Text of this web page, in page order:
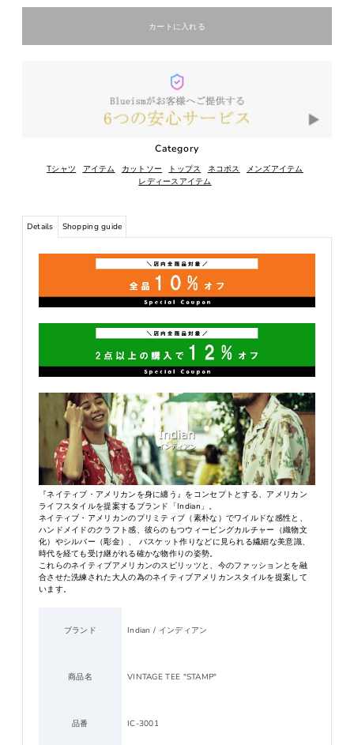
Category
Tシャツ アイテム カットソー トップス ネコポス
メンズアイテム
レディースアイテム
Details Shopping guide
『ネイティブ・アメリカンを身に纏う』をコンセプトとする、アメリカン
ライフスタイルを提案するブランド「Indian」。
ネイティブ・アメリカンのプリミティブ（素朴な）でワイルドな感性と、
ハンドメイドのクラフト感、彼らのもつウィービングカルチャー（織物文
化）やシルバー（彫金）、 バスケット作りなどに見られる繊細な美意識、
時代を経ても受け継がれる確かな物作りの姿勢。
これらのネイティブアメリカンのスピリッツと、今のファッションとを融
合させた洗練された大人の為のネイティブアメリカンスタイルを提案して
います。
ブランド Indian / インディアン
商品名 VINTAGE TEE "STAMP"
品番 IC-3001